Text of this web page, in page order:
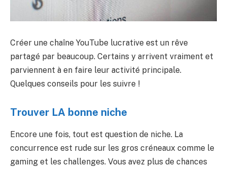
Créer une chaîne YouTube lucrative est un rêve
partagé par beaucoup. Certains y arrivent vraiment et
parviennent à en faire leur activité principale.
Quelques conseils pour les suivre !
Trouver LA bonne niche
Encore une fois, tout est question de niche. La
concurrence est rude sur les gros créneaux comme le
gaming et les challenges. Vous avez plus de chances